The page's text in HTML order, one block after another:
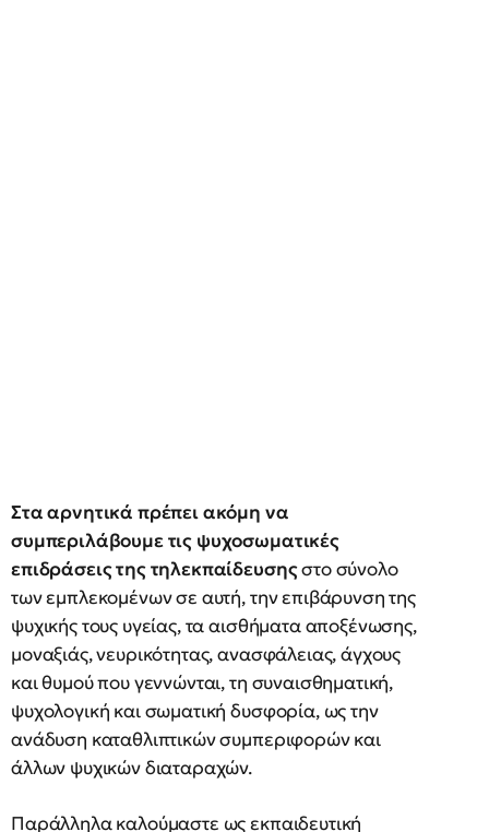
Στα αρνητικά πρέπει ακόμη να
συμπεριλάβουμε τις ψυχοσωματικές
επιδράσεις της τηλεκπαίδευσηςστο σύνολο
των εμπλεκομένων σε αυτή, την επιβάρυνση της
ψυχικής τους υγείας, τα αισθήματα αποξένωσης,
μοναξιάς, νευρικότητας, ανασφάλειας, άγχους
και θυμού που γεννώνται, τη συναισθηματική,
ψυχολογική και σωματική δυσφορία, ως την
ανάδυση καταθλιπτικών συμπεριφορών και
άλλων ψυχικών διαταραχών.
Παράλληλα καλούμαστε ως εκπαιδευτική